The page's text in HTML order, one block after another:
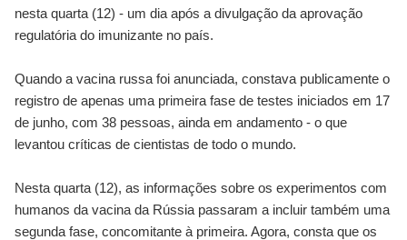
nesta quarta (12) - um dia após a divulgação da aprovação
regulatória do imunizante no país.
Quando a vacina russa foi anunciada, constava publicamente o
registro de apenas uma primeira fase de testes iniciados em 17
de junho, com 38 pessoas, ainda em andamento - o que
levantou críticas de cientistas de todo o mundo.
Nesta quarta (12), as informações sobre os experimentos com
humanos da vacina da Rússia passaram a incluir também uma
segunda fase, concomitante à primeira. Agora, consta que os